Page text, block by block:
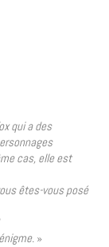
qui a des
cas, elle est
êtes-vous posé
»